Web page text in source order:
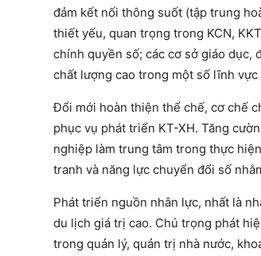
đảm kết nối thông suốt (tập trung
thiết yếu, quan trọng trong KCN,
chính quyền số; các cơ sở giáo dục,
chất lượng cao trong một số lĩnh
Đổi mới hoàn thiện thể chế, cơ chế
phục vụ phát triển KT-XH. Tăng
nghiệp làm trung tâm trong thực
tranh và năng lực chuyển đổi số
Phát triển nguồn nhân lực, nhất là
du lịch giá trị cao. Chú trọng phát
trong quản lý, quản trị nhà nước,